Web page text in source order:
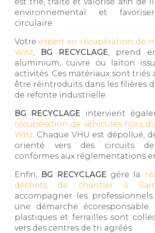
environnemental et
circulaire.
Votre expert en récupération de
Witz, BG RECYCLAGE, prend
aluminium, cuivre ou laiton
activités. Ces matériaux sont triés
être réintroduits dans les filières
de refonte industrielle.
BG RECYCLAGE intervient
récupération de véhicules hors
Witz. Chaque VHU est dépollué,
orienté vers des circuits de
conformes aux réglementations
Enfin, BG RECYCLAGE gère la
déchets de chantier à
accompagner les
une démarche écoresponsable.
plastiques et ferrailles sont
vers des centres de tri agréés.